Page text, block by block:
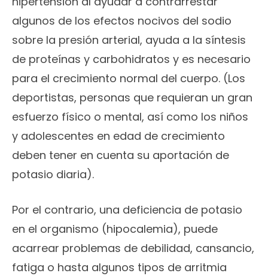
algunos de los efectos nocivos del sodio
sobre la presión arterial, ayuda a la síntesis
de proteínas y carbohidratos y es necesario
para el crecimiento normal del cuerpo. (Los
deportistas, personas que requieran un gran
esfuerzo físico o mental, así como los niños
y adolescentes en edad de crecimiento
deben tener en cuenta su aportación de
potasio diaria).
Por el contrario, una deficiencia de potasio
en el organismo (hipocalemia), puede
acarrear problemas de debilidad, cansancio,
fatiga o hasta algunos tipos de arritmia